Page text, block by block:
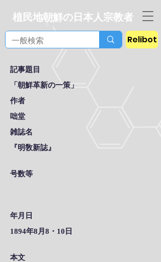
植民地朝鮮の日本人宗教者
Relibot
記事題目
「朝鮮革新の一策」
作者
咄堂
雑誌名
『明敎新誌』
号数等
年月日
1894年8月8・10日
本文